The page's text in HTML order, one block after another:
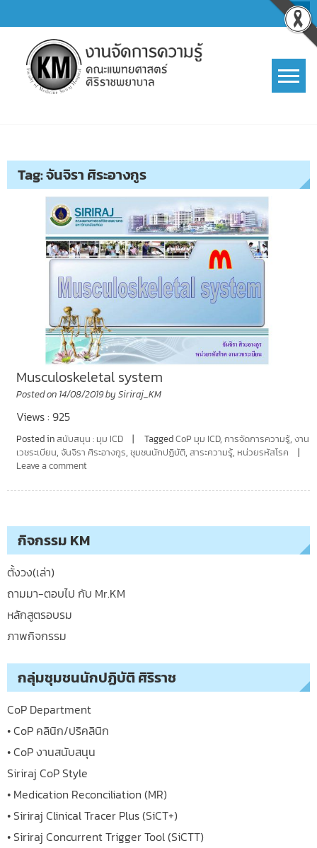
to
content
Tag:จันจิรา ศิระอางกูร
Musculoskeletal system
Posted on 14/08/2019by Siriraj_KM
Views : 925
Posted inสนับสนุน : มุม ICD TaggedCoP มุม ICD, การจัดการความรู้, งาน
เวชระเบียน, จันจิรา ศิระอางกูร, ชุมชนนักปฏิบัติ, สาระความรู้, หน่วยรหัสโรค
Leave a comment
กิจกรรม KM
ตั้งวง(เล่า)
ถามมา-ตอบไป กับ Mr.KM
หลักสูตรอบรม
ภาพกิจกรรม
กลุ่มชุมชนนักปฏิบัติ ศิริราช
CoP Department
• CoP คลินิก/ปริคลินิก
• CoP งานสนับสนุน
Siriraj CoP Style
• Medication Reconciliation (MR)
• Siriraj Clinical Tracer Plus (SiCT+)
• Siriraj Concurrent Trigger Tool (SiCTT)